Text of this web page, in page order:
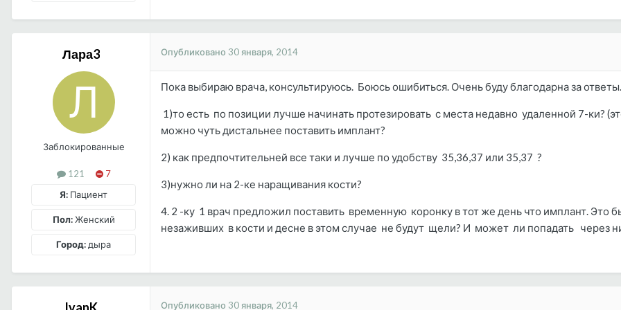
Лара3
Заблокированные
121
7
Я: Пациент
Пол:Женский
Город:дыра
Опубликовано 30 января, 2014
Пока выбираю врача, консультируюсь. Боюсь ошибиться. Очень буду благодарна за ответы.
1)то есть по позиции лучше начинать протезировать с места недавно удаленной 7-ки?
можно чуть дистальнее поставить имплант?
2) как предпочтительней все таки и лучше по удобству 35,36,37 или 35,37 ?
3)нужно ли на 2-ке наращивания кости?
4. 2 -ку 1 врач предложил поставить временную коронку в тот же день что имплант.
незаживших в кости и десне в этом случае не будут щели? И может ли попадать через
Опубликовано 30 января, 2014